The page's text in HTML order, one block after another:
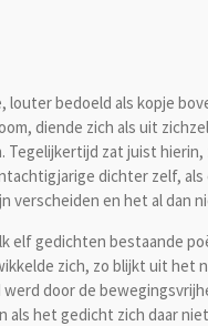
louter bedoeld als kopje
diende zich als uit
zat juist hierin,
dichter zelf,
en het al dan
gedichten bestaande
zich, zo blijkt uit
door de
het gedicht zich daar